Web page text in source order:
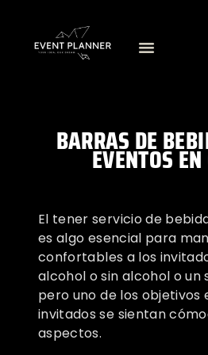
BARRAS DE
EVENTOS
El tener servicio de
es algo esencial para
confortables a los
alcohol o sin alcohol o un
pero uno de los objetivos
invitados se sientan
aspectos.